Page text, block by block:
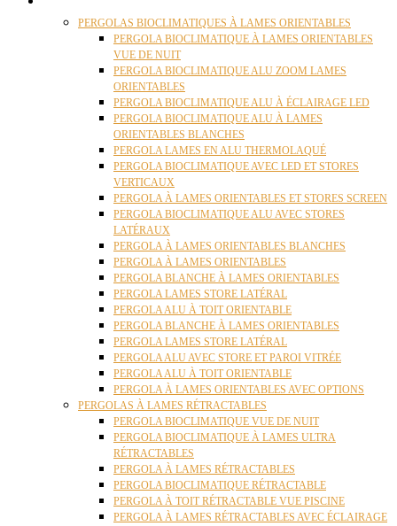
PERGOLAS BIOCLIMATIQUES À LAMES ORIENTABLES
PERGOLA BIOCLIMATIQUE À LAMES ORIENTABLES
VUE DE NUIT
PERGOLA BIOCLIMATIQUE ALU ZOOM LAMES
ORIENTABLES
PERGOLA BIOCLIMATIQUE ALU À ÉCLAIRAGE LED
PERGOLA BIOCLIMATIQUE ALU À LAMES
ORIENTABLES BLANCHES
PERGOLA LAMES EN ALU THERMOLAQUÉ
PERGOLA BIOCLIMATIQUE AVEC LED ET STORES
VERTICAUX
PERGOLA À LAMES ORIENTABLES ET STORES SCREEN
PERGOLA BIOCLIMATIQUE ALU AVEC STORES
LATÉRAUX
PERGOLA À LAMES ORIENTABLES BLANCHES
PERGOLA À LAMES ORIENTABLES
PERGOLA BLANCHE À LAMES ORIENTABLES
PERGOLA LAMES STORE LATÉRAL
PERGOLA ALU À TOIT ORIENTABLE
PERGOLA BLANCHE À LAMES ORIENTABLES
PERGOLA LAMES STORE LATÉRAL
PERGOLA ALU AVEC STORE ET PAROI VITRÉE
PERGOLA ALU À TOIT ORIENTABLE
PERGOLA À LAMES ORIENTABLES AVEC OPTIONS
PERGOLAS À LAMES RÉTRACTABLES
PERGOLA BIOCLIMATIQUE VUE DE NUIT
PERGOLA BIOCLIMATIQUE À LAMES ULTRA
RÉTRACTABLES
PERGOLA À LAMES RÉTRACTABLES
PERGOLA BIOCLIMATIQUE RÉTRACTABLE
PERGOLA À TOIT RÉTRACTABLE VUE PISCINE
PERGOLA À LAMES RÉTRACTABLES AVEC ÉCLAIRAGE